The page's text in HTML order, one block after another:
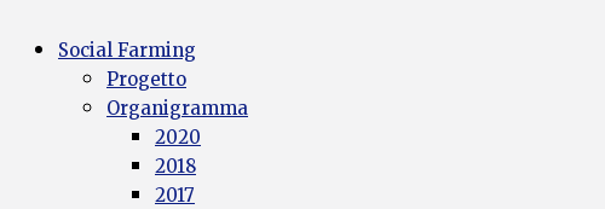
Social Farming
Progetto
Organigramma
2020
2018
2017